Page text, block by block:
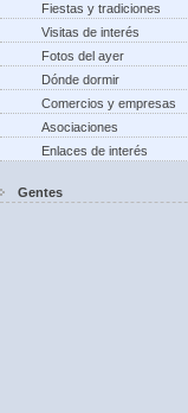
Fiestas y tradiciones
Visitas de interés
Fotos del ayer
Dónde dormir
Comercios y empresas
Asociaciones
Enlaces de interés
Gentes